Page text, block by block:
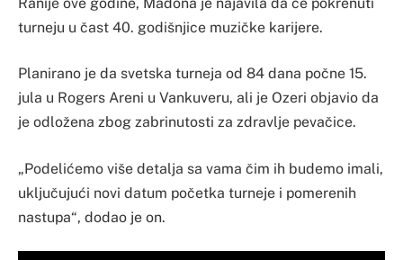
turneju u čast 40. godišnjice muzičke karijere.
Planirano je da svetska turneja od 84 dana počne 15.
jula u Rogers Areni u Vankuveru, ali je Ozeri objavio da
je odložena zbog zabrinutosti za zdravlje pevačice.
„Podelićemo više detalja sa vama čim ih budemo imali,
uključujući novi datum početka turneje i pomerenih
nastupa“, dodao je on.